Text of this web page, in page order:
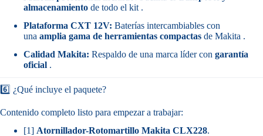
almacenamiento de todo el kit .
Plataforma CXT 12V: Baterías intercambiables con
una amplia gama de herramientas compactas de Makita .
Calidad Makita: Respaldo de una marca líder con garantía
oficial .
6️⃣ ¿Qué incluye el paquete?
Contenido completo listo para empezar a trabajar:
[1] Atornillador-Rotomartillo Makita CLX228.